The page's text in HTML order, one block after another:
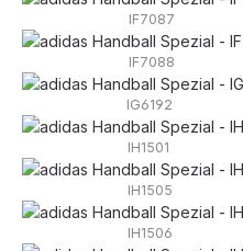
IF7087
IF7088
IG6192
IH1501
IH1505
IH1506